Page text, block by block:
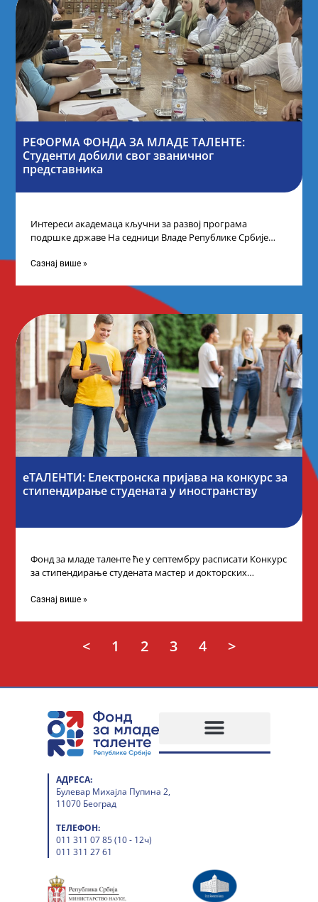
РЕФОРМА ФОНДА ЗА МЛАДЕ ТАЛЕНТЕ:
Студенти добили свог званичног
представника
Интереси академаца кључни за развој програма
подршке државе На седници Владе Републике Србије
Сазнај више »
еТАЛЕНТИ: Електронска пријава на конкурс за
стипендирање студената у иностранству
Фонд за младе таленте ће у септембру расписати Конкурс
за стипендирање студената мастер и докторских
Сазнај више »
< 1 2 3 4 >
АДРЕСА:
Булевар Михајла Пупина 2,
11070 Београд
ТЕЛЕФОН:
011 311 07 85 (10 - 12ч)
011 311 27 61